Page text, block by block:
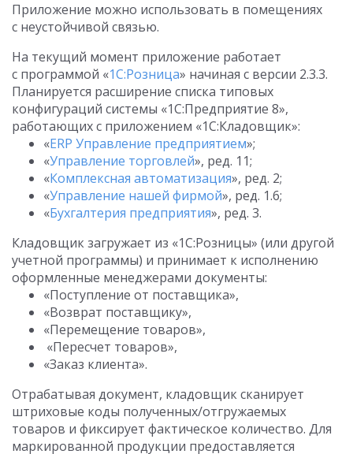
Приложение можно использовать в помещениях
с неустойчивой связью.
На текущий момент приложение работает
с программой «1С:Розница» начиная с версии 2.3.3.
Планируется расширение списка типовых
конфигураций системы «1С:Предприятие 8»,
работающих с приложением «1С:Кладовщик»:
«ERP Управление предприятием»;
«Управление торговлей», ред. 11;
«Комплексная автоматизация», ред. 2;
«Управление нашей фирмой», ред. 1.6;
«Бухгалтерия предприятия», ред. 3.
Кладовщик загружает из «1С:Розницы» (или другой
учетной программы) и принимает к исполнению
оформленные менеджерами документы:
«Поступление от поставщика»,
«Возврат поставщику»,
«Перемещение товаров»,
«Пересчет товаров»,
«Заказ клиента».
Отрабатывая документ, кладовщик сканирует
штриховые коды полученных/отгружаемых
товаров и фиксирует фактическое количество. Для
маркированной продукции предоставляется